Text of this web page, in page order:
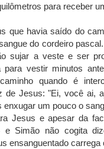
para receber
que havia saído do
do cordeiro
sujar a veste e ser
para vestir minutos
quando é
de Jesus: "Ei, você ai,
um pouco o
Jesus e apesar da
e Simão não cogita
ensanguentado carrega